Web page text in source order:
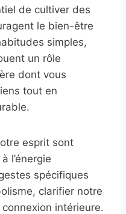
de cultiver des
le bien-être
simples,
un rôle
dont vous
tout en
esprit sont
l’énergie
spécifiques
clarifier notre
intérieure.